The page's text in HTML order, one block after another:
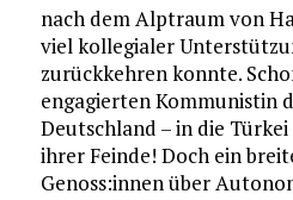
nach dem Alptraum von
viel kollegialer
zurückkehren konnte.
engagierten Kommunistin
Deutschland – in die
ihrer Feinde! Doch ein
Genoss:innen über